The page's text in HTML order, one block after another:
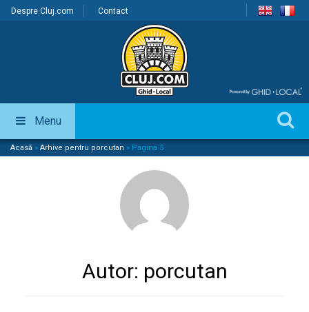
Despre Cluj.com Contact
Menu
Acasă » Arhive pentru porcutan » Pagina 5
Autor: porcutan